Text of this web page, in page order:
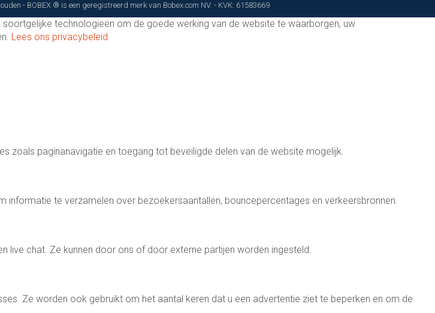
- BOBEX ® is een geregistreerd merk van Bobex.com NV. - KVK: 61583669
technologieën om de goede werking van de website te waarborgen, uw
Lees ons privacybeleid
zoals paginanavigatie en toegang tot beveiligde delen van de website mogelijk.
te verzamelen over bezoekersaantallen, bouncepercentages en verkeersbronnen.
live chat. Ze kunnen door ons of door externe partijen worden ingesteld.
Ze worden ook gebruikt om het aantal keren dat u een advertentie ziet te beperken en om de